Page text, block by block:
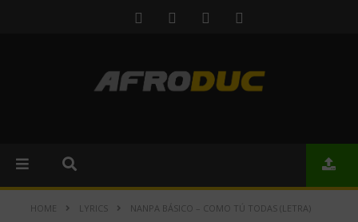
HOME LYRICS NANPA BÁSICO – COMO TÚ TODAS (LETRA)